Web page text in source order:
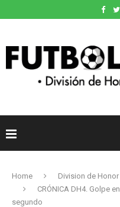
Home Division de Honor
CRÓNICA DH4. Golpe
segundo